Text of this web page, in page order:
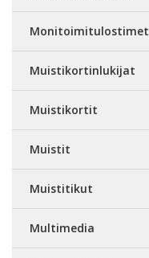
Monitoimitulostimet
Muistikortinlukijat
Muistikortit
Muistit
Muistitikut
Multimedia